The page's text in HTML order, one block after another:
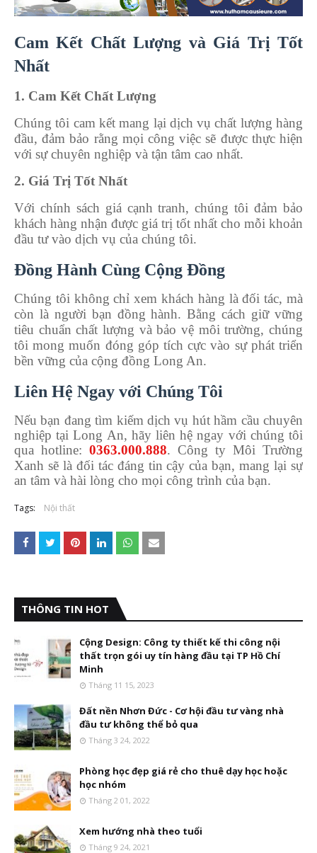
Cam Kết Chất Lượng và Giá Trị Tốt
Nhất
1. Cam Kết Chất Lượng
Chúng tôi cam kết mang lại dịch vụ chất lượng hàng
đầu, đảm bảo rằng mọi công việc sẽ được thực hiện
với sự chuyên nghiệp và tận tâm cao nhất.
2. Giá Trị Tốt Nhất
Với chính sách giá cạnh tranh, chúng tôi đảm bảo
khách hàng nhận được giá trị tốt nhất cho mỗi khoản
đầu tư vào dịch vụ của chúng tôi.
Đồng Hành Cùng Cộng Đồng
Chúng tôi không chỉ xem khách hàng là đối tác, mà
còn là người bạn đồng hành. Bằng cách giữ vững
tiêu chuẩn chất lượng và bảo vệ môi trường, chúng
tôi mong muốn đóng góp tích cực vào sự phát triển
bền vững của cộng đồng Long An.
Liên Hệ Ngay với Chúng Tôi
Nếu bạn đang tìm kiếm dịch vụ hút hầm cầu chuyên
nghiệp tại Long An, hãy liên hệ ngay với chúng tôi
qua hotline: 0363.000.888. Công ty Môi Trường
Xanh sẽ là đối tác đáng tin cậy của bạn, mang lại sự
an tâm và hài lòng cho mọi công trình của bạn.
Tags: Nội thất
THÔNG TIN HOT
Cộng Design: Công ty thiết kế thi công nội
thất trọn gói uy tín hàng đầu tại TP Hồ Chí
Minh
Tháng 11 15, 2023
Đất nền Nhơn Đức - Cơ hội đầu tư vàng nhà
đầu tư không thể bỏ qua
Tháng 3 24, 2022
Phòng học đẹp giá rẻ cho thuê dạy học hoặc
học nhóm
Tháng 2 01, 2022
Xem hướng nhà theo tuổi
Tháng 9 24, 2021